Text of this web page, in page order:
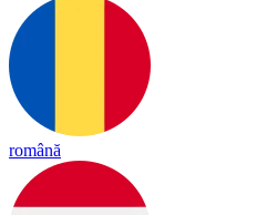
română